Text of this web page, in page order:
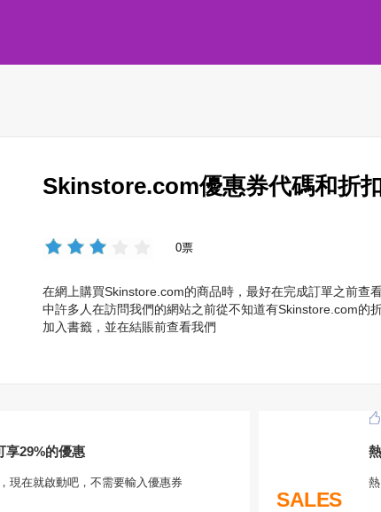
Skinstore.com優惠券代碼和折
0票
在網上購買Skinstore.com的商品時，最好在完成訂單之前查
中許多人在訪問我們的網站之前從不知道有Skinstore.com的
加入書籤，並在結賬前查看我們
29%的優惠
現在就啟動吧，不需要輸入優惠券
SALES